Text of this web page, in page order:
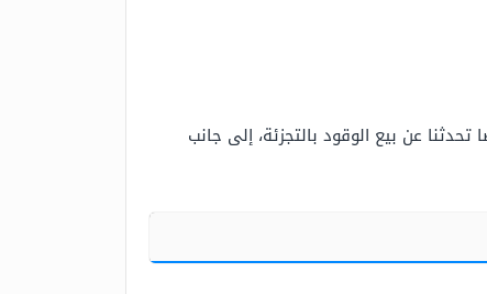
عن بيع الوقود بالتجزئة، إلى جانب